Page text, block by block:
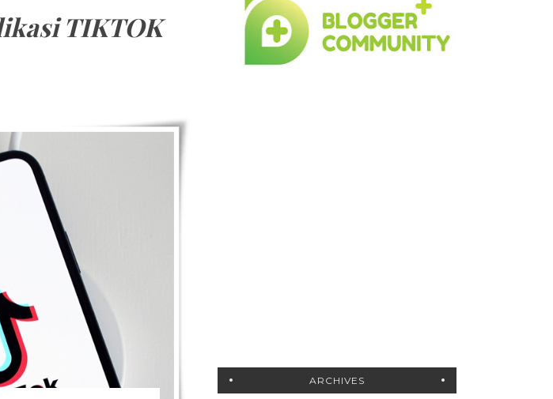
TIKTOK
ARCHIVES